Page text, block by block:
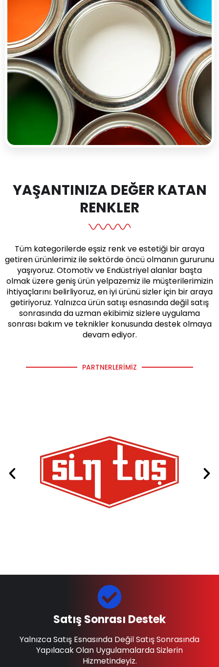
YAŞANTINIZA DEĞER KATAN
RENKLER
Tüm kategorilerde eşsiz renk ve estetiği bir araya
getiren ürünlerimiz ile sektörde öncü olmanın gururunu
yaşıyoruz. Otomotiv ve Endüstriyel alanlar başta
olmak üzere geniş ürün yelpazemiz ile müşterilerimizin
ihtiyaçlarını belirliyoruz, en iyi ürünü sizler için bir araya
getiriyoruz. Yalnızca ürün satışı esnasında değil satış
sonrasında da uzman ekibimiz sizlere uygulama
sonrası bakım ve teknikler konusunda destek olmaya
devam ediyor.
PARTNERLERIMIZ
Satış Sonrası Destek
Yalnızca Satış Esnasında Değil Satış Sonrasında
Yapılacak Olan Uygulamalarda Sizlerin
Hizmetindeyiz.